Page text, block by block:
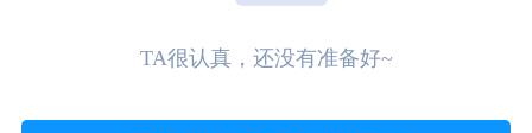
TA很认真，还没有准备好~